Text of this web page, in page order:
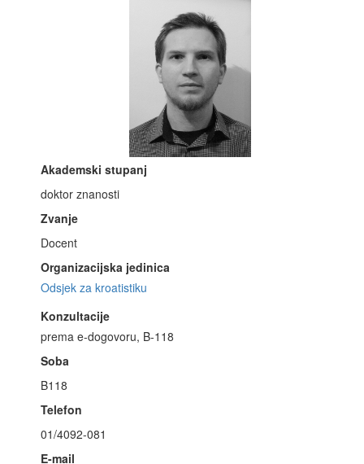
Akademski stupanj
doktor znanosti
Zvanje
Docent
Organizacijska jedinica
Odsjek za kroatistiku
Konzultacije
prema e-dogovoru, B-118
Soba
B118
Telefon
01/4092-081
E-mail